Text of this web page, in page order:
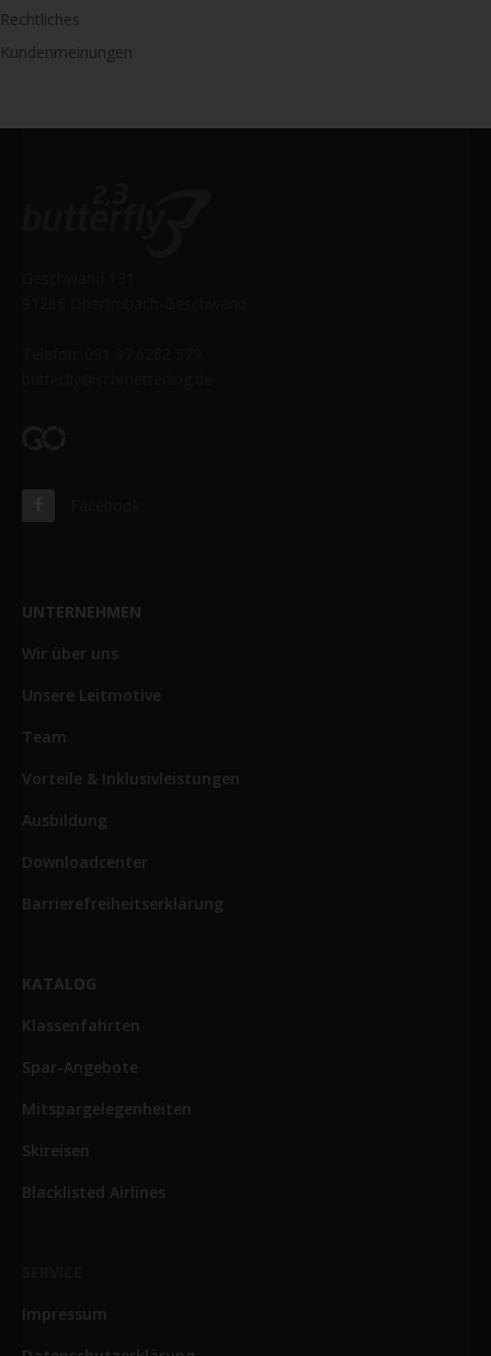
Rechtliches
Kundenmeinungen
UNTERNEHMEN
Wir über uns
Unsere Leitmotive
Team
Vorteile & Inklusivleistungen
Ausbildung
Downloadcenter
Barrierefreiheitserklärung
KATALOG
Klassenfahrten
Spar-Angebote
Mitspargelegenheiten
Skireisen
Blacklisted Airlines
Impressum